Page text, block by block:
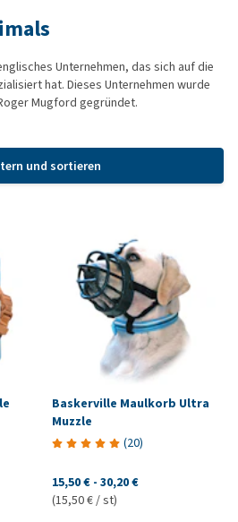
Unternehmen, das sich auf die
hat. Dieses Unternehmen wurde
Mugford gegründet.
und sortieren
Baskerville Maulkorb Ultra
Muzzle
(20)
15,50 € - 30,20 €
(15,50 € / st)